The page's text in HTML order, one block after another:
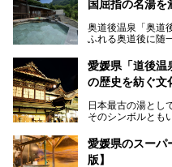
ナまで種類豊富で
ポイントについて
きたくなること間
国屈指の名湯を
奥道後温泉「奥道
ふれる奥道後に随
露天風呂。日々の
す。
ト。今回はニフテ
物の大露天風呂「
その魅力をご紹介
愛媛県「道後温
の歴史を紡ぐ文
日本最古の湯とし
そのシンボルとも
いた保存修理工事
全館営業再開とな
愛媛県のスーパ
版】